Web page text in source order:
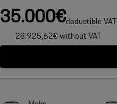
35.000€deductible VAT
28.925,62€ without VAT